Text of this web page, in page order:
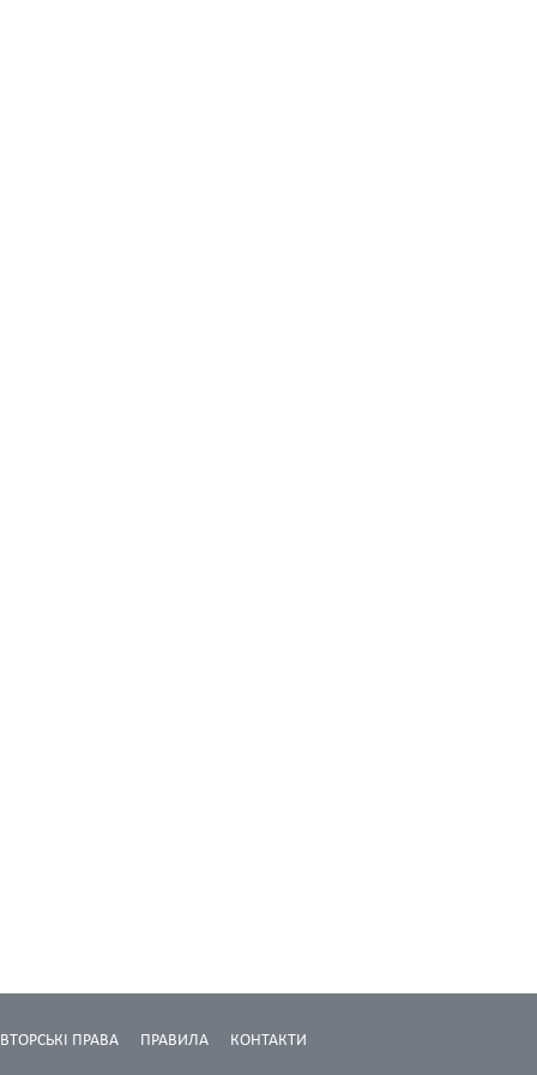
КОНТАКТИ
ПРАВИЛА
ПРАВА